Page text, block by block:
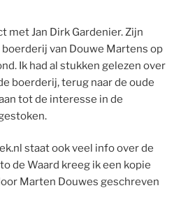
met Jan Dirk Gardenier. Zijn
van Douwe Martens op
Ik had al stukken gelezen over
boerderij, terug naar de oude
tot de interesse in de
staat ook veel info over de
de Waard kreeg ik een kopie
Marten Douwes geschreven